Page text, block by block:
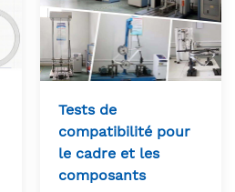
Tests de
compatibilité pour
le cadre et les
composants